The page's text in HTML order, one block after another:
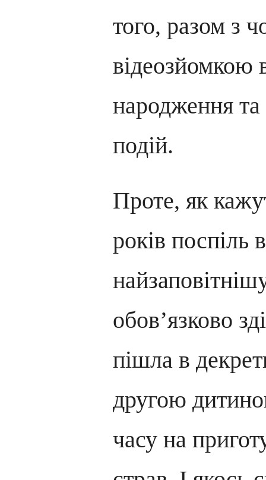
того, разом з
відеозйомкою
народження
подій.
Проте, як
років
обов’язково
пішла в
другою
часу на